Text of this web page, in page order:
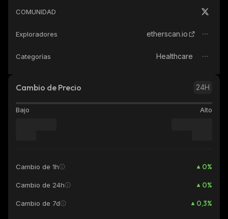
COMUNIDAD
Exploradores etherscan.io
Categorías Healthcare
Cambio de Precio 24H
Bajo Alto
Cambio de 1h 0%
Cambio de 24h 0%
Cambio de 7d 0,3%